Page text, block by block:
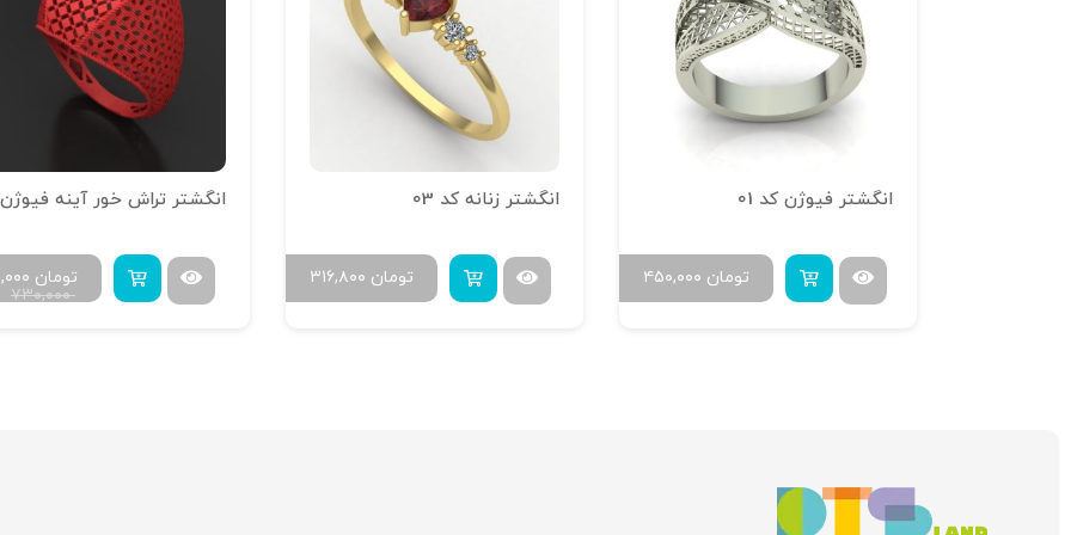
انگشتر فیوژن کد 01
۴۵۰,۰۰۰ تومان
انگشتر زنانه کد 03
۳۱۶,۸۰۰ تومان
۷۳۰,۰۰۰
تومان